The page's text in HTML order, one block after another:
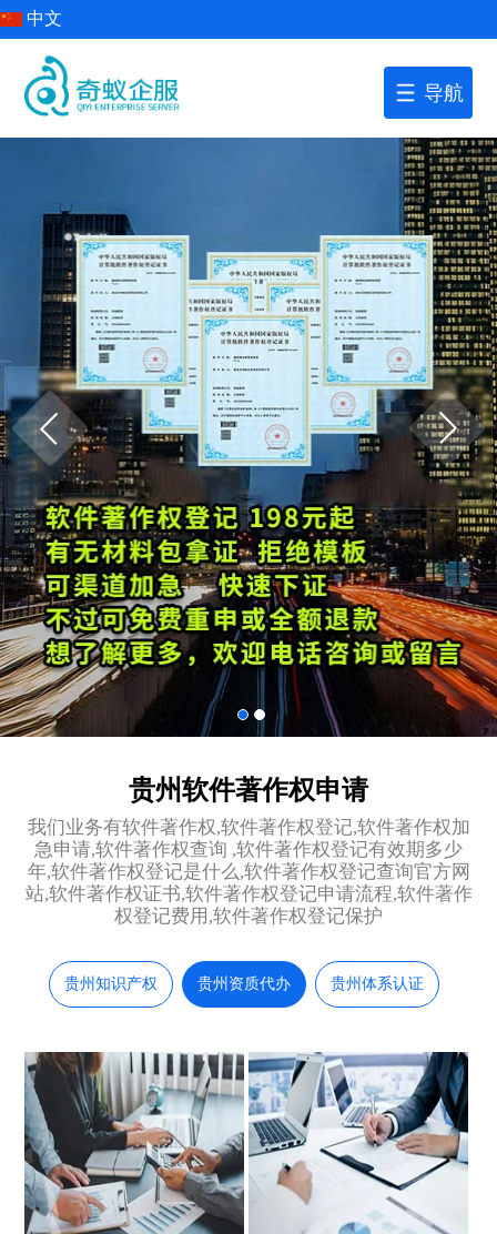
中文
导航
贵州软件著作权申请
我们业务有软件著作权,软件著作权登记,软件著作权加
急申请,软件著作权查询 ,软件著作权登记有效期多少
年,软件著作权登记是什么,软件著作权登记查询官方网
站,软件著作权证书,软件著作权登记申请流程,软件著作
权登记费用,软件著作权登记保护
贵州知识产权 贵州资质代办 贵州体系认证